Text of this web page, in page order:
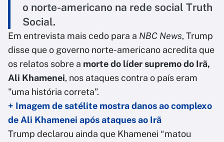
o norte-americano na rede social Truth
Social.
Em entrevista mais cedo para a NBC News, Trump
disse que o governo norte-americano acredita que
os relatos sobre a morte do líder supremo do Irã,
Ali Khamenei, nos ataques contra o país eram
"uma história correta”.
+ Imagem de satélite mostra danos ao complexo
de Ali Khamenei após ataques ao Irã
Trump declarou ainda que Khamenei “matou